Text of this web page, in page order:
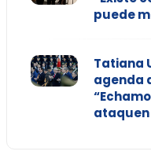
puede
Tatiana
agenda
ataquen